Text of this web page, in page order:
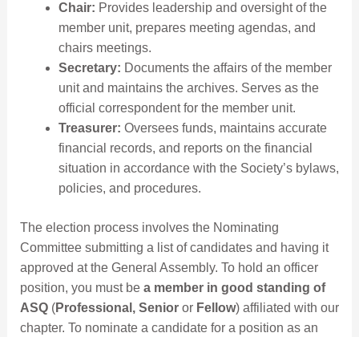
Chair: Provides leadership and oversight of the
member unit, prepares meeting agendas, and
chairs meetings.
Secretary: Documents the affairs of the member
unit and maintains the archives. Serves as the
official correspondent for the member unit.
Treasurer: Oversees funds, maintains accurate
financial records, and reports on the financial
situation in accordance with the Society’s bylaws,
policies, and procedures.
The election process involves the Nominating
Committee submitting a list of candidates and having it
approved at the General Assembly. To hold an officer
position, you must be a member in good standing of
ASQ(Professional, Senioror Fellow) affiliated with our
chapter. To nominate a candidate for a position as an